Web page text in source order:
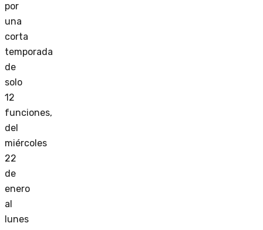
por
una
corta
temporada
de
solo
12
funciones,
del
miércoles
22
de
enero
al
lunes